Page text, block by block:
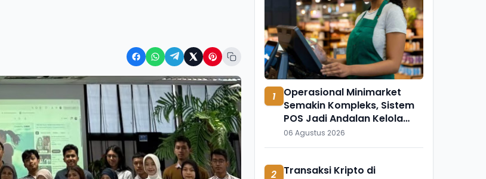
1
Operasional Minimarket
Semakin Kompleks, Sistem
POS Jadi Andalan Kelola
Transaksi dan Stok
06 Agustus 2026
2 Transaksi Kripto di